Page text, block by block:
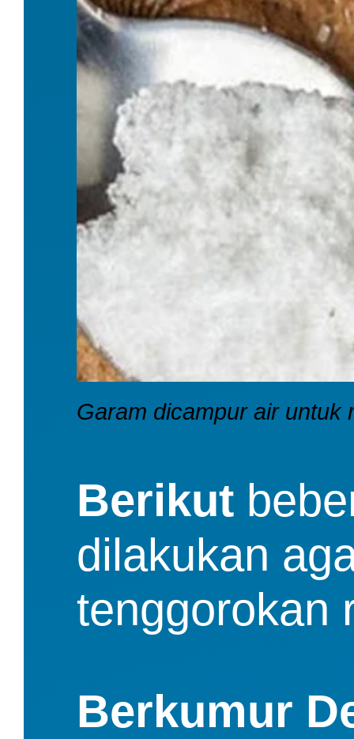
Garam dicampur air untuk
Berikut
dilakukan
tenggorokan
Berkumur